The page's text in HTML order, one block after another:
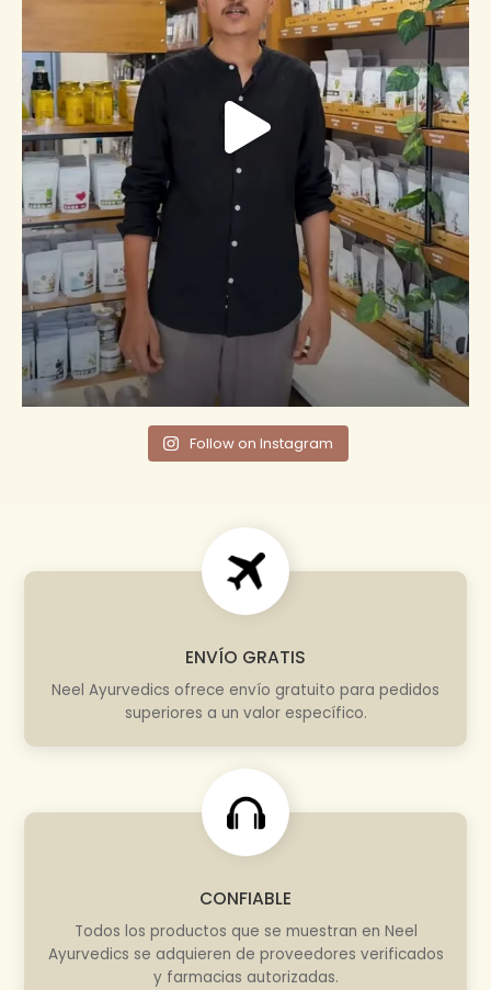
Follow on Instagram
ENVÍO GRATIS
Neel Ayurvedics ofrece envío gratuito para pedidos
superiores a un valor específico.
CONFIABLE
Todos los productos que se muestran en Neel
Ayurvedics se adquieren de proveedores verificados
y farmacias autorizadas.